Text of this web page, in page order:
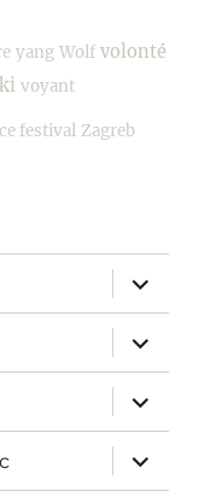
yang Wolf volonté
voyant
festival Zagreb
ouvrir
le
sous-
menu
ouvrir
le
sous-
menu
ouvrir
le
sous-
menu
ouvrir
le
sous-